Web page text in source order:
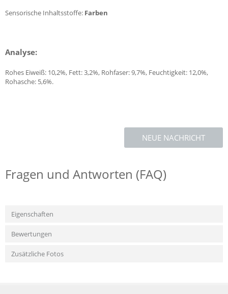
Sensorische Inhaltsstoffe: Farben
Analyse:
Rohes Eiweiß: 10,2%, Fett: 3,2%, Rohfaser: 9,7%, Feuchtigkeit: 12,0%,
Rohasche: 5,6%.
NEUE NACHRICHT
Fragen und Antworten (FAQ)
Eigenschaften
Bewertungen
Zusätzliche Fotos